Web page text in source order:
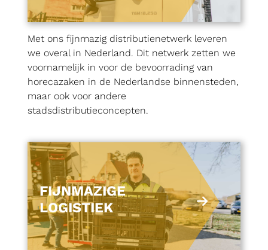
Met ons fijnmazig distributienetwerk leveren
we overal in Nederland. Dit netwerk zetten we
voornamelijk in voor de bevoorrading van
horecazaken in de Nederlandse binnensteden,
maar ook voor andere
stadsdistributieconcepten.
FIJNMAZIGE
LOGISTIEK